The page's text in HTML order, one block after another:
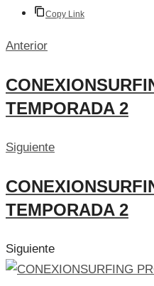
Copy Link
Anterior
TEMPORADA 2
Siguiente
TEMPORADA 2
Siguiente